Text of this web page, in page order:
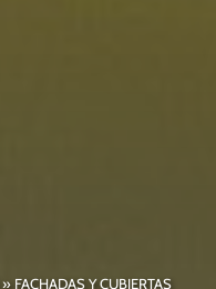
» FACHADAS Y CUBIERTAS